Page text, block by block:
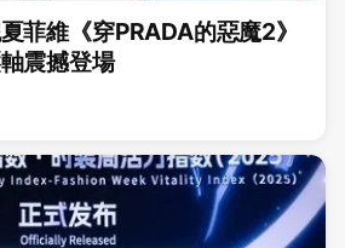
菲維《穿PRADA的惡魔2》
震撼登場